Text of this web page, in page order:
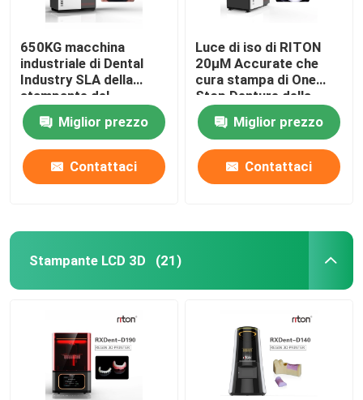
650KG macchina
industriale di Dental
Industry SLA della
stampante del
compatto DLMS 3D
Miglior prezzo
Contattaci
Luce di iso di RITON
20μM Accurate che
cura stampa di One
Stop Denture della
stampante 3D
Miglior prezzo
Contattaci
Stampante LCD 3D (21)